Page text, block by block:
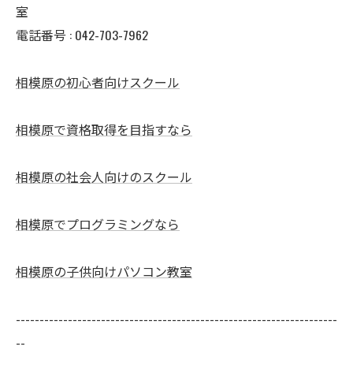
室
電話番号 : 042-703-7962
相模原の初心者向けスクール
相模原で資格取得を目指すなら
相模原の社会人向けのスクール
相模原でプログラミングなら
相模原の子供向けパソコン教室
--------------------------------------------------------------------
--